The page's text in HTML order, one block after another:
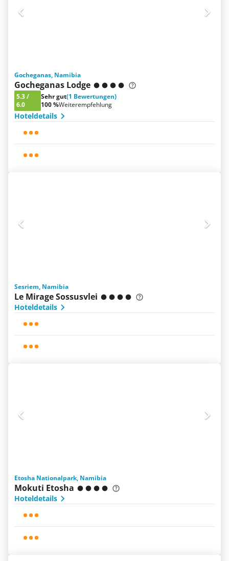
Gocheganas, Namibia
Gocheganas Lodge
5.3/
6.0
Sehr gut(1 Bewertungen)
100 %Weiterempfehlung
Hoteldetails
Sesriem, Namibia
Le Mirage Sossusvlei
Hoteldetails
Etosha Nationalpark, Namibia
Mokuti Etosha
Hoteldetails